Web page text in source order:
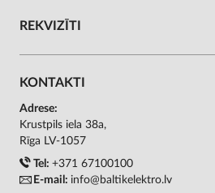
REKVIZĪTI
KONTAKTI
Adrese:
Krustpils iela 38a,
Rīga LV-1057
Tel: +371 67100100
E-mail: info@baltikelektro.lv